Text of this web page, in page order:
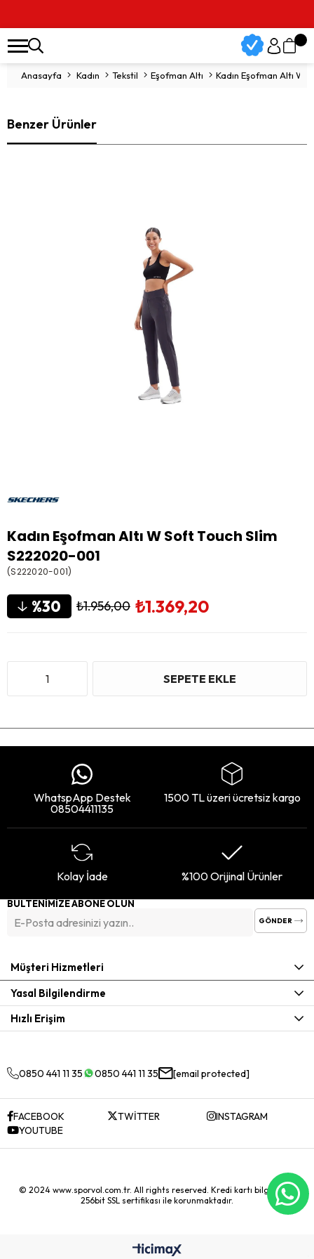
Anasayfa Kadın Tekstil Eşofman Altı Kadın Eşofman Altı W
Benzer Ürünler
Kadın Eşofman Altı W Soft Touch Slim
S222020-001
(S222020-001)
30 ₺1.956,00 ₺1.369,20
WhatspApp Destek
08504411135
1500 TL üzeri ücretsiz kargo
Kolay İade %100 Orijinal Ürünler
BÜLTENİMİZE ABONE OLUN
GÖNDER
Müşteri Hizmetleri
Yasal Bilgilendirme
Hızlı Erişim
0850 441 11 35 0850 441 11 35 [email protected]
FACEBOOK TWİTTER
INSTAGRAM
YOUTUBE
© 2024 www.sporvol.com.tr. All rights reserved. Kredi kartı bilgileriniz
256bit SSL sertifikası ile korunmaktadır.